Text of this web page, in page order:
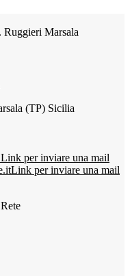
Ruggieri Marsala
(TP) Sicilia
Link per inviare una mail
Link per inviare una mail